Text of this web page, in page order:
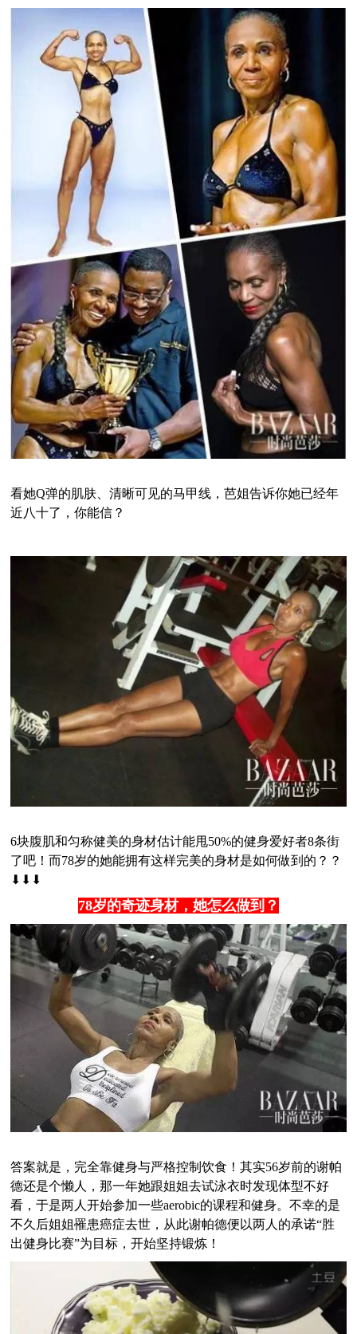
看她Q弹的肌肤、清晰可见的马甲线，芭姐告诉你她已经年
近八十了，你能信？
6块腹肌和匀称健美的身材估计能甩50%的健身爱好者8条街
了吧！而78岁的她能拥有这样完美的身材是如何做到的？？
⬇⬇⬇
78岁的奇迹身材，她怎么做到？
答案就是，完全靠健身与严格控制饮食！其实56岁前的谢帕
德还是个懒人，那一年她跟姐姐去试泳衣时发现体型不好
看，于是两人开始参加一些aerobic的课程和健身。不幸的是
不久后姐姐罹患癌症去世，从此谢帕德便以两人的承诺“胜
出健身比赛”为目标，开始坚持锻炼！